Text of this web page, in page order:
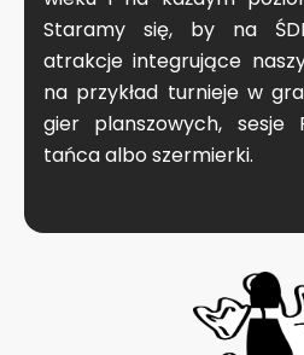
Staramy się, by na
atrakcje integrujące
na przykład turnieje w
gier planszowych, sesje
tańca albo szermierki.